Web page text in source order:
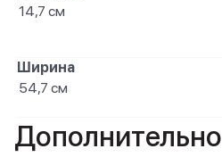
14,7 см
Ширина
54,7 см
Дополнительно